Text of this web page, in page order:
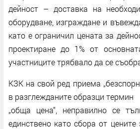
дейност – доставка на
оборудване, изграждане и
като е ограничил цената за
проектиране до 1% от
участниците трябвало да се
КЗК на свой ред приема
в разглежданите образци термин
„обща цена“, неправилно се
единствено като сбора от цените